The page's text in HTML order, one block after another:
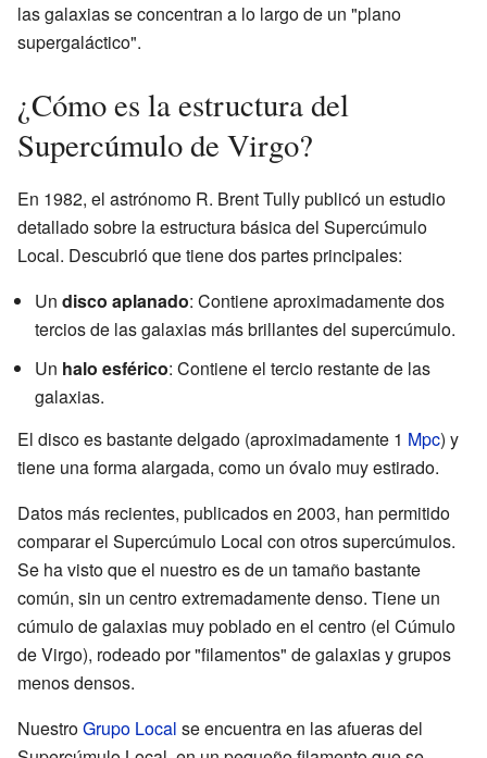
las galaxias se concentran a lo largo de un "plano
supergaláctico".
¿Cómo es la estructura del
Supercúmulo de Virgo?
En 1982, el astrónomo R. Brent Tully publicó un estudio
detallado sobre la estructura básica del Supercúmulo
Local. Descubrió que tiene dos partes principales:
Un disco aplanado: Contiene aproximadamente dos
tercios de las galaxias más brillantes del supercúmulo.
Un halo esférico: Contiene el tercio restante de las
galaxias.
El disco es bastante delgado (aproximadamente 1 Mpc) y
tiene una forma alargada, como un óvalo muy estirado.
Datos más recientes, publicados en 2003, han permitido
comparar el Supercúmulo Local con otros supercúmulos.
Se ha visto que el nuestro es de un tamaño bastante
común, sin un centro extremadamente denso. Tiene un
cúmulo de galaxias muy poblado en el centro (el Cúmulo
de Virgo), rodeado por "filamentos" de galaxias y grupos
menos densos.
NuestroGrupo Local se encuentra en las afueras del